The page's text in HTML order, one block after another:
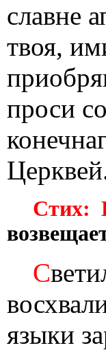
славне
твоя,
проси
Стих:
С
языки